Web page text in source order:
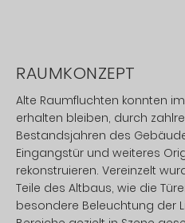
RAUMKONZEPT
Alte Raumfluchten konnten
erhalten bleiben, durch
Bestandsjahren des
Eingangstür und weiteres
rekonstruieren. Vereinzelt
Teile des Altbaus, wie die
besondere Beleuchtung der